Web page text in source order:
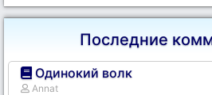
Последние
Одинокий волк
Annat